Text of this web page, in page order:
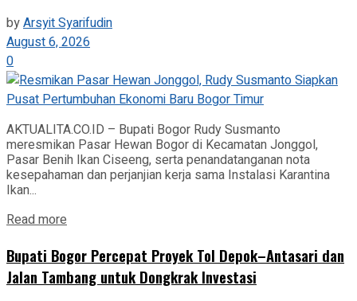
byArsyit Syarifudin
August 6, 2026
0
AKTUALITA.CO.ID – Bupati Bogor Rudy Susmanto
meresmikan Pasar Hewan Bogor di Kecamatan Jonggol,
Pasar Benih Ikan Ciseeng, serta penandatanganan nota
kesepahaman dan perjanjian kerja sama Instalasi Karantina
Ikan...
Read more
Bupati Bogor Percepat Proyek Tol Depok–Antasari dan
Jalan Tambang untuk Dongkrak Investasi